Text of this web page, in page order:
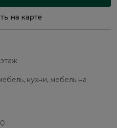
на карте
кухни, мебель на